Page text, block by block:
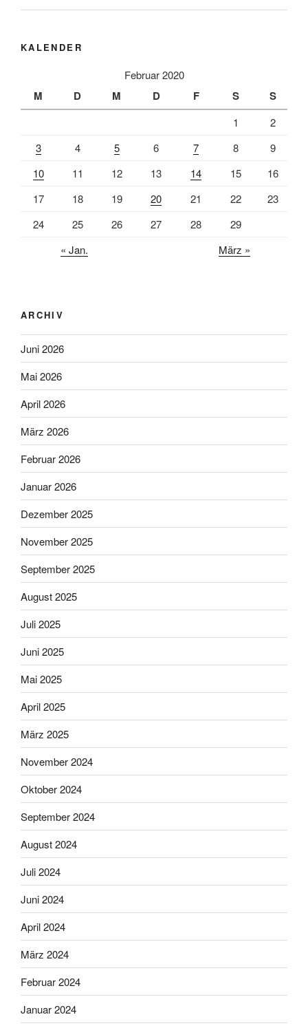
KALENDER
Februar 2020
M D M D F S S
1
2
3
4 5 6 7 8
9
10
11 12 13 14 15
16
17
18 19 20 21 22
23
24
25 26 27 28
29
« Jan.
März »
ARCHIV
Juni 2026
Mai 2026
April 2026
März 2026
Februar 2026
Januar 2026
Dezember 2025
November 2025
September 2025
August 2025
Juli 2025
Juni 2025
Mai 2025
April 2025
März 2025
November 2024
Oktober 2024
September 2024
August 2024
Juli 2024
Juni 2024
April 2024
März 2024
Februar 2024
Januar 2024